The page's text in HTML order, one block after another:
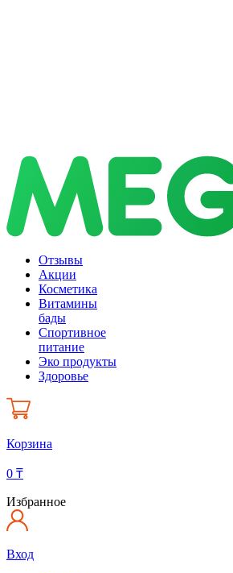
Отзывы
Акции
Косметика
Витамины
бады
Спортивное
питание
Эко продукты
Здоровье
Корзина
0 ₸
Избранное
Вход